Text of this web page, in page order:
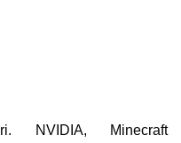
NVIDIA, Minecraft